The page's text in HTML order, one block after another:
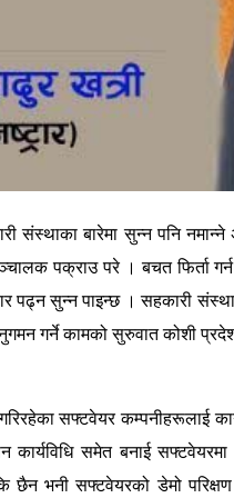
संस्थाका बारेमा सुन्न पनि
पक्राउ परे । बचत
पढ्नसुन्न पाइन्छ । सहकारी
गर्ने कामको सुरुवात कोशी
सफ्टवेयर कम्पनीहरूलाई
कार्यविधि समेत बनाई
छैन भनी सफ्टवेयरको डेमो